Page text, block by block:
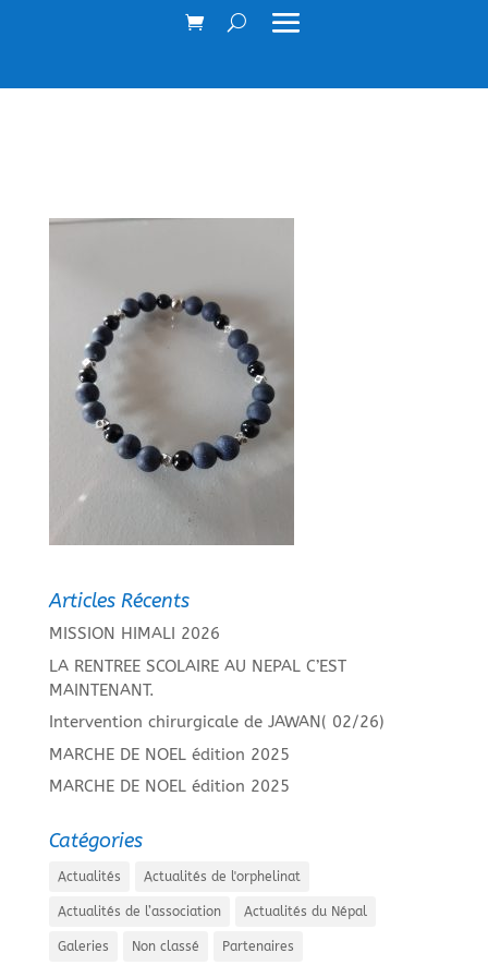
Articles Récents
MISSION HIMALI 2026
LA RENTREE SCOLAIRE AU NEPAL C’EST
MAINTENANT.
Intervention chirurgicale de JAWAN( 02/26)
MARCHE DE NOEL édition 2025
MARCHE DE NOEL édition 2025
Catégories
Actualités Actualités de l'orphelinat
Actualités de l’association Actualités du Népal
Galeries Non classé Partenaires